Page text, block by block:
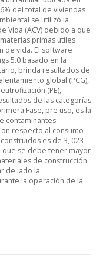
del total de viviendas
se utilizó la
Vida (ACV) debido a que
primas útiles
de vida. El software
5.0 basado en la
brinda resultados de
global (PCG),
(PE),
de las categorías
Fase, pre uso, es la
contaminantes
respecto al consumo
es de 3, 023
que se debe tener mayor
de construcción
de lado la
la operación de la